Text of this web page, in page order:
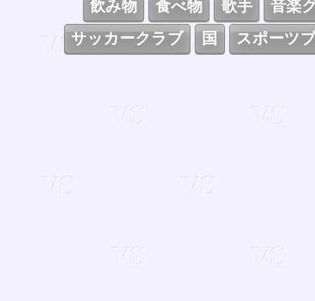
飲み物
食べ物 歌手
音楽
サッカークラブ
国 スポーツ